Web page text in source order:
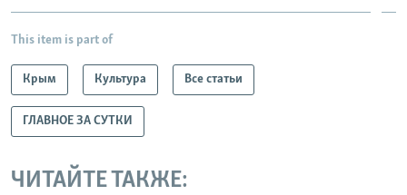
This item is part of
Крым Культура Все статьи
ГЛАВНОЕ ЗА СУТКИ
ЧИТАЙТЕ ТАКЖЕ: